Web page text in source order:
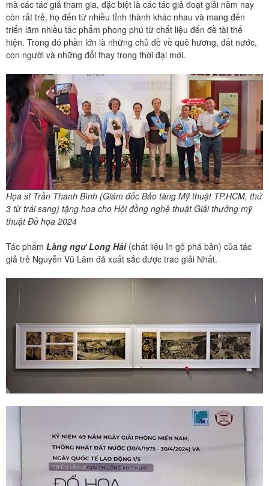
mà các tác giả tham gia, đặc biệt là các tác giả đoạt giải năm nay
còn rất trẻ, họ đến từ nhiều tỉnh thành khác nhau và mang đến
triển lãm nhiều tác phẩm phong phú từ chất liệu đến đề tài thể
hiện. Trong đó phần lớn là những chủ đề về quê hương, đất nước,
con người và những đổi thay trong thời đại mới.
Họa sĩ Trần Thanh Bình (Giám đốc Bảo tàng Mỹ thuật TP.HCM, thứ
3 từ trái sang) tặng hoa cho Hội đồng nghệ thuật Giải thưởng mỹ
thuật Đồ họa 2024
Tác phẩm Làng ngư Long Hải(chất liệu In gỗ phá bản) của tác
giả trẻ Nguyễn Vũ Lâm đã xuất sắc được trao giải Nhất.